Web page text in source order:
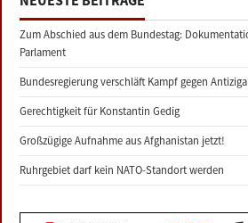
Zum Abschied aus dem Bundestag:
Parlament
Bundesregierung verschläft Kampf gegen
Gerechtigkeit für Konstantin Gedig
Großzügige Aufnahme aus Afghanistan jetzt!
Ruhrgebiet darf kein NATO-Standort werden